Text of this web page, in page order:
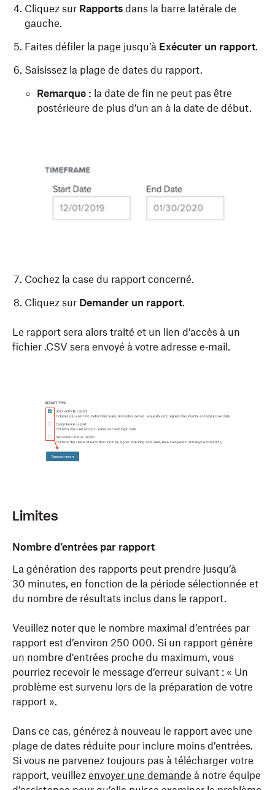
Cliquez sur Rapports dans la barre latérale de
gauche.
Faites défiler la page jusqu’à Exécuter un rapport.
Saisissez la plage de dates du rapport.
Remarque : la date de fin ne peut pas être
postérieure de plus d’un an à la date de début.
Cochez la case du rapport concerné.
Cliquez sur Demander un rapport.
Le rapport sera alors traité et un lien d’accès à un
fichier .CSV sera envoyé à votre adresse e‑mail.
Limites
Nombre d’entrées par rapport
La génération des rapports peut prendre jusqu’à
30 minutes, en fonction de la période sélectionnée et
du nombre de résultats inclus dans le rapport.
Veuillez noter que le nombre maximal d’entrées par
rapport est d’environ 250 000. Si un rapport génère
un nombre d’entrées proche du maximum, vous
pourriez recevoir le message d’erreur suivant : « Un
problème est survenu lors de la préparation de votre
rapport ».
Dans ce cas, générez à nouveau le rapport avec une
plage de dates réduite pour inclure moins d’entrées.
Si vous ne parvenez toujours pas à télécharger votre
rapport, veuillez envoyer une demande à notre équipe